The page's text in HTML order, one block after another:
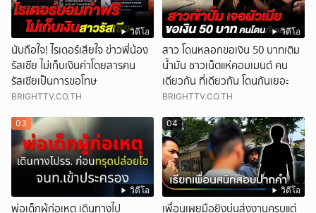
วิดีโอ
นับถือใจ! ไรเดอร์เสียใจ ข่าวพี่น้อง
รัสเซีย ไม่เก็บเงินค่าโดยสารคน
รัสเซียเป็นการขอโทษ
BRIGHTTV.CO.TH
วิดีโอ
สาว โดนหลอกขอเงิน 50 บาทเติม
น้ำมัน ชาวเน็ตแห่คอมเมนต์ คน
เดียวกัน ที่เดียวกัน โดนกันเยอะ
BRIGHTTV.CO.TH
วิดีโอ
03
พ่อเด็กผู้ก่อเหตุ เดินทางไป
วิดีโอ
04
เพื่อนเผยมือยิงบ่นส่งงานครบแต่